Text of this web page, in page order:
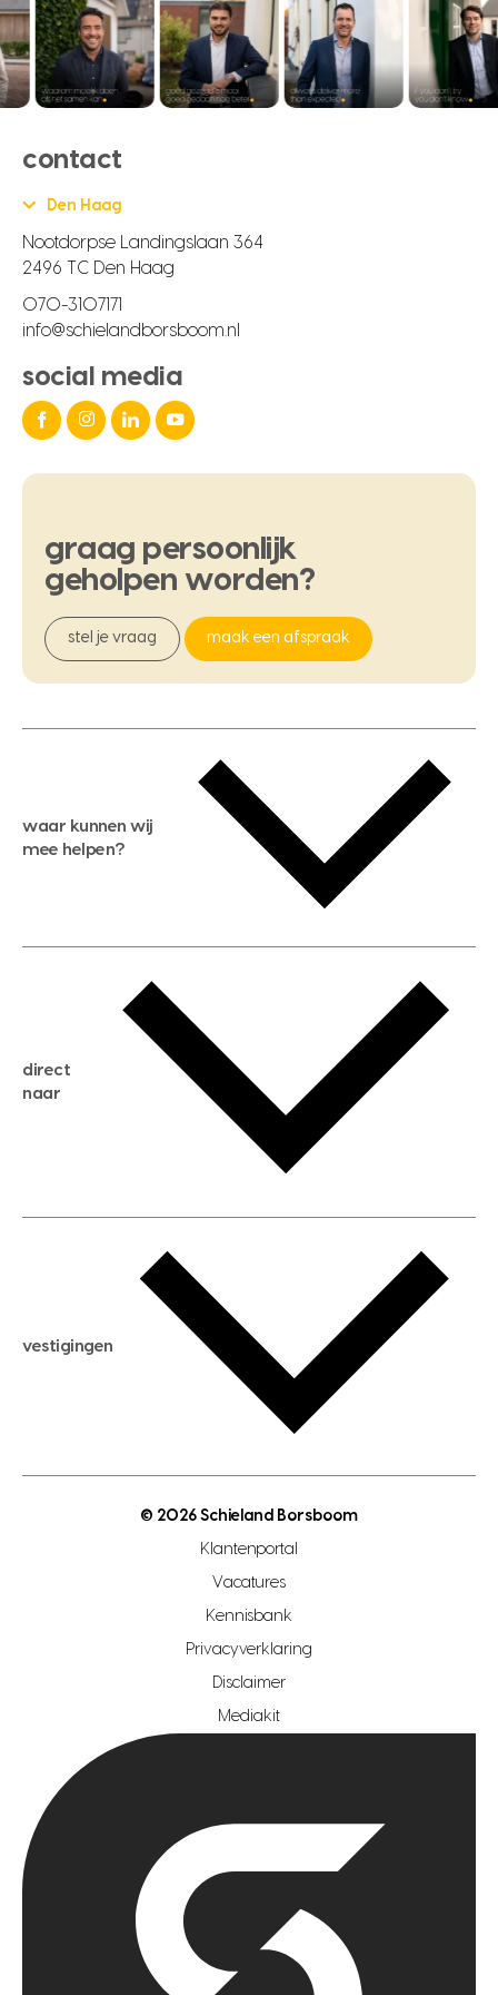
contact
Den Haag
Nootdorpse Landingslaan 364
2496 TC Den Haag
070-3107171
info@schielandborsboom.nl
social media
graag persoonlijk
geholpen worden?
stel je vraag maak een afspraak
waar kunnen wij
mee helpen?
gratis zoekservice
huis verkopen
huis kopen
aankoopadvies
verkoopadvies
hypotheekadvies
direct
naar
hypotheek berekenen
maximale hypotheek berekenen
hypotheek bespaarcheck
gratis zoekprofiel aanmaken
open woningwaarde dag
vestigingen
makelaar regio zoetermeer
hypotheekshop regio den haag
hypotheekshop regio rotterdam
© 2026 Schieland Borsboom
Klantenportal
Vacatures
Kennisbank
Privacyverklaring
Disclaimer
Mediakit